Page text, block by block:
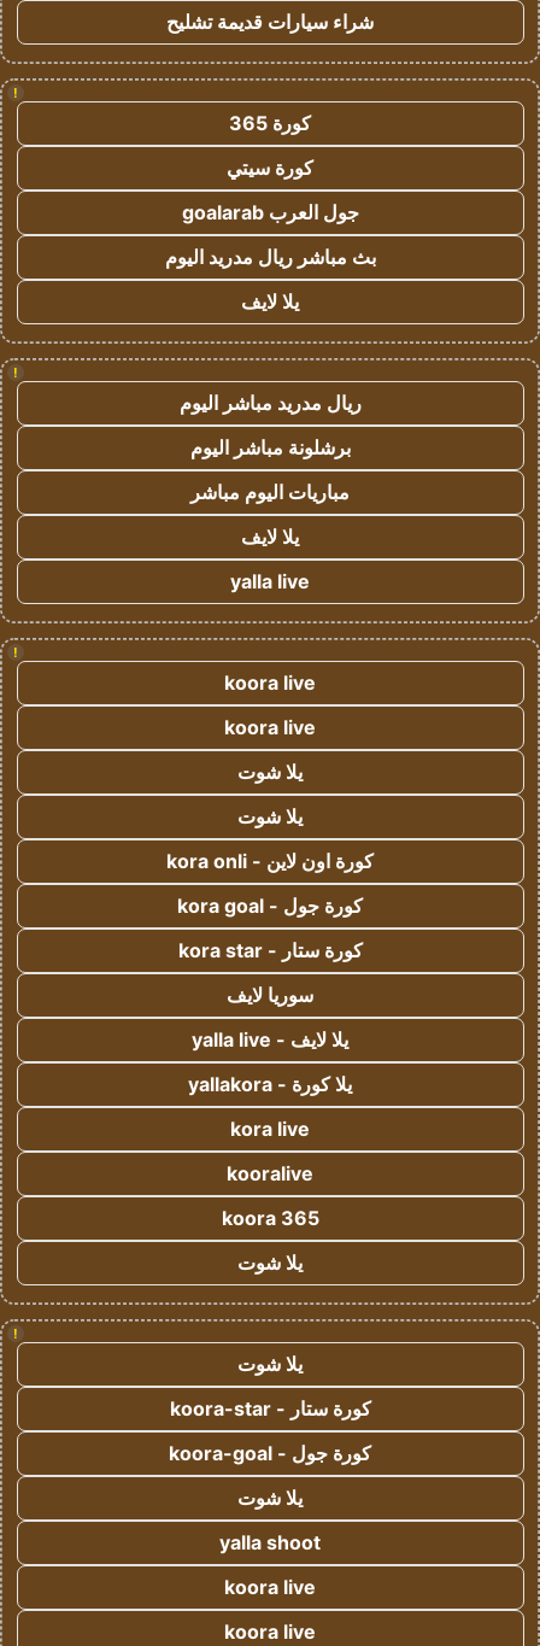
شراء سيارات قديمة تشليح
!
كورة 365
كورة سيتي
جول العرب goalarab
بث مباشر ريال مدريد اليوم
يلا لايف
!
ريال مدريد مباشر اليوم
برشلونة مباشر اليوم
مباريات اليوم مباشر
يلا لايف
yalla live
!
koora live
koora live
يلا شوت
يلا شوت
كورة اون لاين - kora onli
كورة جول - kora goal
كورة ستار - kora star
سوريا لايف
يلا لايف - yalla live
يلا كورة - yallakora
kora live
kooralive
koora 365
يلا شوت
!
يلا شوت
كورة ستار - koora-star
كورة جول - koora-goal
يلا شوت
yalla shoot
koora live
koora live